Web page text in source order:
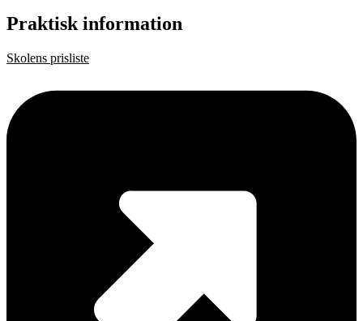
Praktisk information
Skolens prisliste